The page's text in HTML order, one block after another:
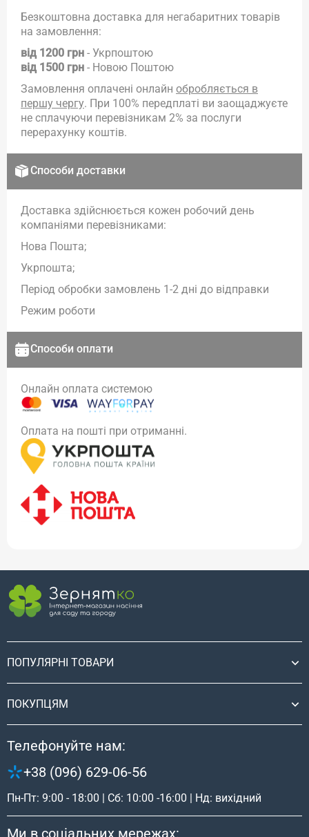
Безкоштовна доставка для негабаритних товарів
на замовлення:
від 1200 грн - Укрпоштою
від 1500 грн - Новою Поштою
Замовлення оплачені онлайн обробляється в
першу чергу. При 100% передплаті ви заощаджуєте
не сплачуючи перевізникам 2% за послуги
перерахунку коштів.
Способи доставки
Доставка здійснюється кожен робочий день
компаніями перевізниками:
Нова Пошта;
Укрпошта;
Період обробки замовлень 1-2 дні до відправки
Режим роботи
Способи оплати
Онлайн оплата системою
Оплата на пошті при отриманні.
ПОПУЛЯРНІ ТОВАРИ
ПОКУПЦЯМ
Телефонуйте нам:
+38 (096) 629-06-56
Пн-Пт: 9:00 - 18:00 | Сб: 10:00 -16:00 | Нд: вихідний